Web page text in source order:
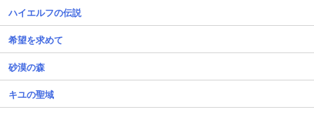
ハイエルフの伝説
希望を求めて
砂漠の森
キユの聖域